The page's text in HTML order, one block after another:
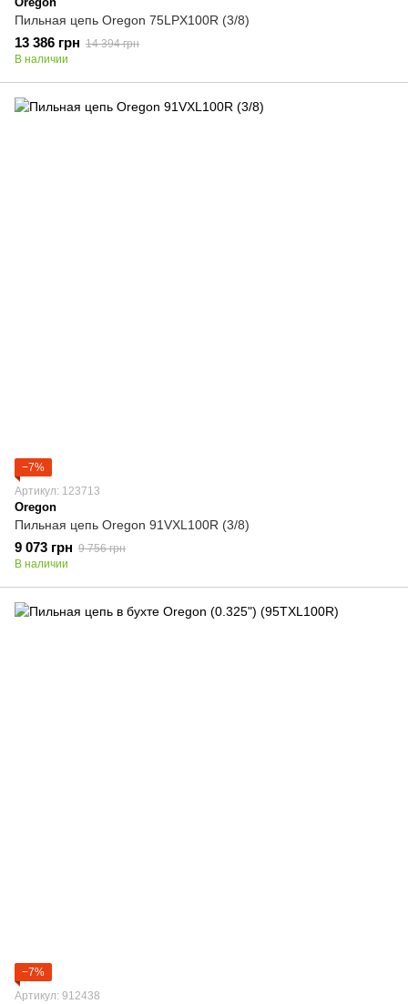
Пильная цепь Oregon 75LPX100R (3/8)
13 386 грн 14 394 грн
В наличии
−7%
Артикул: 123713
Oregon
Пильная цепь Oregon 91VXL100R (3/8)
9 073 грн 9 756 грн
В наличии
−7%
Артикул: 912438